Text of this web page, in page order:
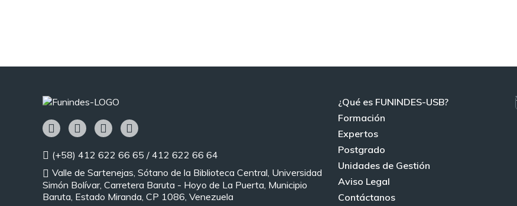
(+58) 412 622 66 65 / 412 622 66 64
Valle de Sartenejas, Sótano de la Biblioteca Central, Universidad
Simón Bolívar, Carretera Baruta - Hoyo de La Puerta, Municipio
Baruta, Estado Miranda, CP 1086, Venezuela
¿Qué es FUNINDES-USB?
Formación
Expertos
Postgrado
Unidades de Gestión
Aviso Legal
Contáctanos